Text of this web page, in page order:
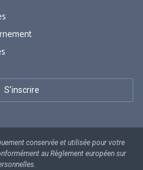
conservée et utilisée pour votre
au Règlement européen sur